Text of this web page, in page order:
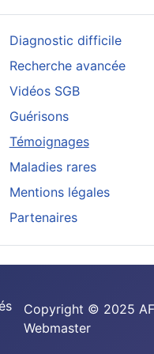
Diagnostic difficile
Recherche avancée
Vidéos SGB
Guérisons
Témoignages
Maladies rares
Mentions légales
Partenaires
Copyright © 2025
Webmaster